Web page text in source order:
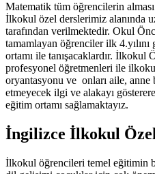
Matematik tüm öğrencilerin
İlkokul özel derslerimiz alanında
tarafından verilmektedir. Okul
tamamlayan öğrenciler ilk
ortamı ile tanışacaklardır. İlkokul
profesyonel öğretmenleri ile
oryantasyonu ve onları aile, anne
etmeyecek ilgi ve alakayı
eğitim ortamı sağlamaktayız.
İngilizce İlkokul
İlkokul öğrencileri temel eğitimin